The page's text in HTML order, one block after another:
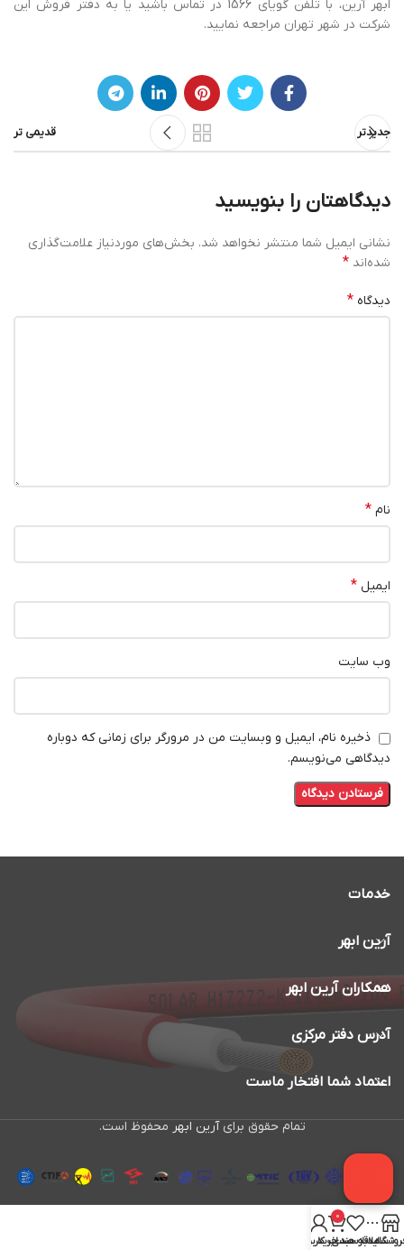
ابهر آرین، با تلفن گویای 1566 در تماس باشید یا به دفتر فروش این
شرکت در شهر تهران مراجعه نمایید.
جدیدتر قدیمی تر
دیدگاهتان را بنویسید
نشانی ایمیل شما منتشر نخواهد شد. بخش‌های موردنیاز علامت‌گذاری
شده‌اند *
دیدگاه *
نام *
ایمیل *
وب‌ سایت
ذخیره نام، ایمیل و وبسایت من در مرورگر برای زمانی که دوباره
دیدگاهی می‌نویسم.
خدمات
آرین ابهر
همکاران آرین ابهر
آدرس دفتر مرکزی
اعتماد شما افتخار ماست
تمام حقوق برایآرین ابهر محفوظ است.
سایدبار
علاقه مندی
0
سبد خرید
حساب کاربری من